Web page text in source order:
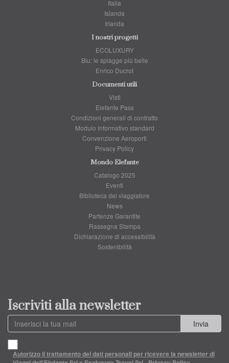
Italia
Islanda
Irlanda
I nostri progetti
ECOLUXURY
Blu: le spiagge più belle
Enrico Ducrot
Documenti utili
Visti
Elefante Pass
Condizioni generali di contratto
Modulo informativo standard
Convenzione Aeroporti
Privacy Policy
Mondo Elefante
Catalogo 2025
Eventi
Biblioteca del viaggiatore
News
Partenze Garantite
Rassegna Stampa
Dichiarazione di accessibilità
Sostenibilità
Iscriviti alla newsletter
Invia
Autorizzo il trattamento dei dati personali per ricevere la newsletter di